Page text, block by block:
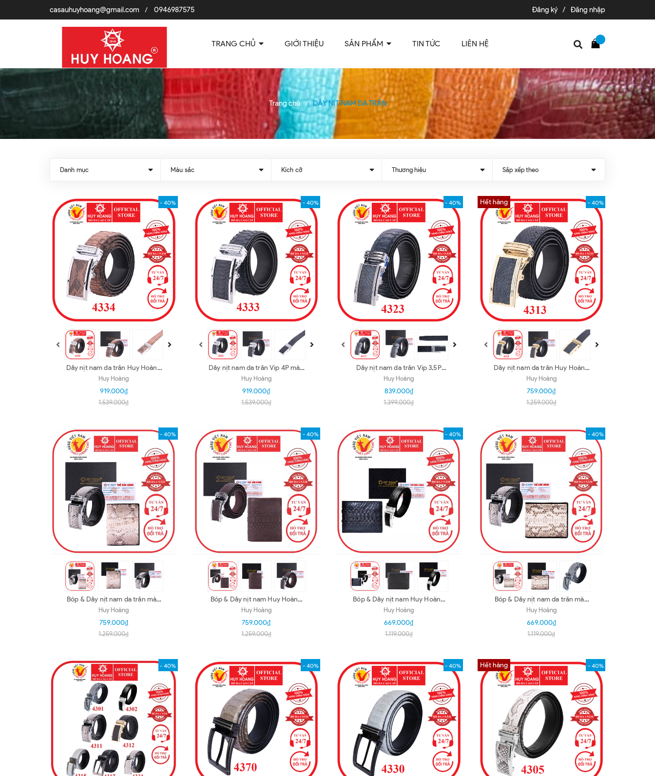
casauhuyhoang@gmail.com / 0946987575 Đăng ký / Đăng nhập
TRANG CHỦ GIỚI THIỆU SẢN PHẨM TIN TỨC LIÊN HỆ
Trang chủ / DÂY NỊT NAM DA TRĂN
Danh mục Màu sắc Kích cỡ Thương hiệu Sắp xếp theo
- 40%
Dây nịt nam da trăn Huy Hoàng
vip bản lớn màu nâu hồng
HD4334
Huy Hoàng
919.000₫
1.539.000₫
- 40%
Dây nịt nam da trăn Vip 4P màu
xanh đậm HD4333
Huy Hoàng
919.000₫
1.539.000₫
- 40%
Dây nịt nam da trăn Vip 3,5P
màu xanh đậm HD4323
Huy Hoàng
839.000₫
1.399.000₫
- 40%
Hết hàng
Dây nịt nam da trăn Huy Hoàng
bản lớn màu xanh đậm HD4313
Huy Hoàng
759.000₫
1.259.000₫
- 40%
Bóp & Dây nịt nam da trăn màu
da nguyên thủy HD2306-
HD4311
Huy Hoàng
759.000₫
1.259.000₫
- 40%
Bóp & Dây nịt nam Huy Hoàng
da trăn màu nâu HD2305-
HD4312
Huy Hoàng
759.000₫
1.259.000₫
- 40%
Bóp & Dây nịt nam Huy Hoàng
da trăn màu đen HD2302-
HD4302
Huy Hoàng
669.000₫
1.119.000₫
- 40%
Bóp & Dây nịt nam da trăn màu
da nguyên thủy HD2301-
HD4301
Huy Hoàng
669.000₫
1.119.000₫
- 40% - 40% - 40% - 40%
Hết hàng